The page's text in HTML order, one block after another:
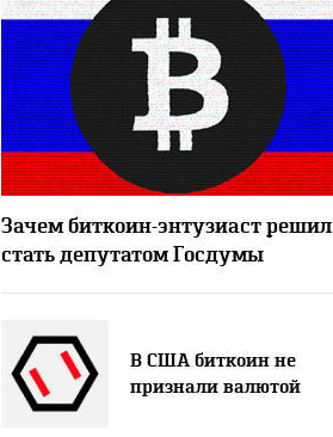
Зачем биткоин-энтузиаст решил
стать депутатом Госдумы
В США биткоин не
признали валютой